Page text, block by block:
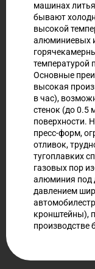
машинах
бывают
высокой
алюминиевых
температурой
Основные
высокая
в час),
стенок (до 0.5
поверхности.
пресс-форм,
отливок,
тугоплавких
газовых пор
алюминия под
давлением
кронштейны),
производстве